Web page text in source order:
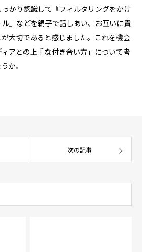
かり認識して『フィルタリングをかけ
』などを親子で話しあい、お互いに責
大切であると感じました。これを機会
アとの上手な付き合い方」について考
か。
次の記事